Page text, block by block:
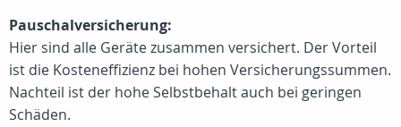
Pauschalversicherung:
Hier sind alle Geräte zusammen versichert. Der Vorteil
ist die Kosteneffizienz bei hohen Versicherungssummen.
Nachteil ist der hohe Selbstbehalt auch bei geringen
Schäden.